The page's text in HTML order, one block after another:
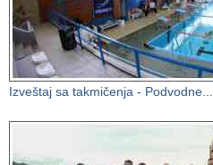
Izveštaj sa takmičenja - Podvodne...